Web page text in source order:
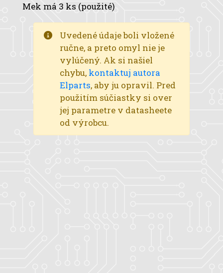
Mek má 3 ks (použité)
Uvedené údaje boli vložené
ručne, a preto omyl nie je
vylúčený. Ak si našiel
chybu, kontaktuj autora
Elparts, aby ju opravil. Pred
použitím súčiastky si over
jej parametre v datasheete
od výrobcu.